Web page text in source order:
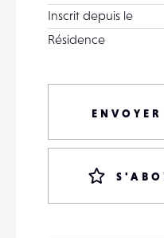
Inscrit depuis le
Résidence